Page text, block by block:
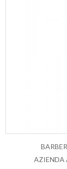
AZIENDA